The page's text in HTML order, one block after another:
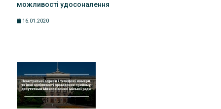
можливості удосоналення
16.01.2020